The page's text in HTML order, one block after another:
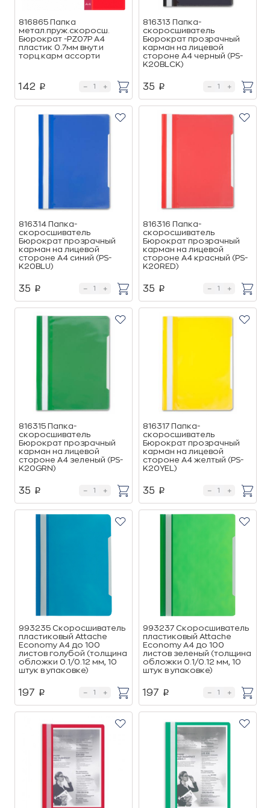
816865 Папка
метал.пруж.скоросш.
Бюрократ -PZ07P A4
пластик 0.7мм внут.и
торц.карм ассорти
142 p
816313 Папка-
скоросшиватель
Бюрократ прозрачный
карман на лицевой
стороне А4 черный (PS-
K20BLCK)
35 p
816314 Папка-
скоросшиватель
Бюрократ прозрачный
карман на лицевой
стороне А4 синий (PS-
K20BLU)
35 p
816316 Папка-
скоросшиватель
Бюрократ прозрачный
карман на лицевой
стороне А4 красный (PS-
K20RED)
35 p
816315 Папка-
скоросшиватель
Бюрократ прозрачный
карман на лицевой
стороне А4 зеленый (PS-
K20GRN)
35 p
816317 Папка-
скоросшиватель
Бюрократ прозрачный
карман на лицевой
стороне А4 желтый (PS-
K20YEL)
35 p
993235 Скоросшиватель
пластиковый Attache
Economy A4 до 100
листов голубой (толщина
обложки 0.1/0.12 мм, 10
штук в упаковке)
197 p
993237 Скоросшиватель
пластиковый Attache
Economy A4 до 100
листов зеленый (толщина
обложки 0.1/0.12 мм, 10
штук в упаковке)
197 p